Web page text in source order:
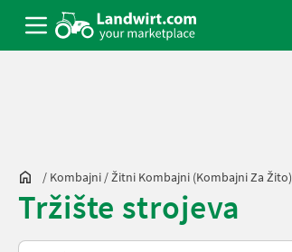
/ Kombajni /Žitni Kombajni (kombajni Za Žito)
Tržište strojeva
Tako se sortira na Landwirt.com